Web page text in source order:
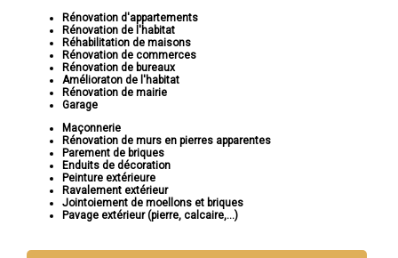
Rénovation d'appartements
Rénovation de l'habitat
Réhabilitation de maisons
Rénovation de commerces
Rénovation de bureaux
Amélioraton de l'habitat
Rénovation de mairie
Garage
Maçonnerie
Rénovation de murs en pierres apparentes
Parement de briques
Enduits de décoration
Peinture extérieure
Ravalement extérieur
Jointoiement de moellons et briques
Pavage extérieur (pierre, calcaire,...)